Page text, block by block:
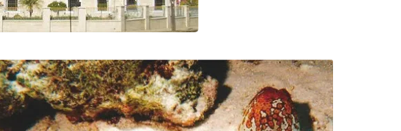
Facebook Twitter Gmail